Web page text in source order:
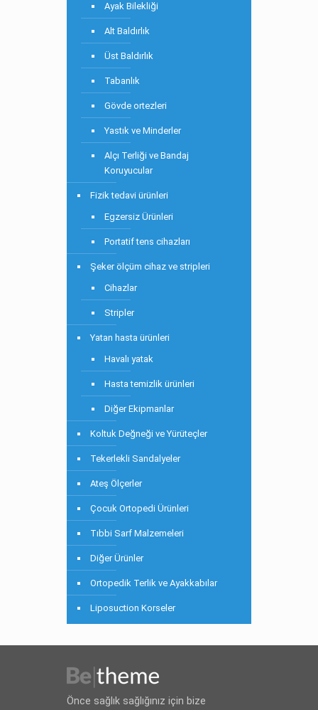
Ayak Bilekliği
Alt Baldırlık
Üst Baldırlık
Tabanlık
Gövde ortezleri
Yastık ve Minderler
Alçı Terliği ve Bandaj
Koruyucular
Fizik tedavi ürünleri
Egzersiz Ürünleri
Portatif tens cihazları
Şeker ölçüm cihaz ve stripleri
Cihazlar
Stripler
Yatan hasta ürünleri
Havalı yatak
Hasta temizlik ürünleri
Diğer Ekipmanlar
Koltuk Değneği ve Yürüteçler
Tekerlekli Sandalyeler
Ateş Ölçerler
Çocuk Ortopedi Ürünleri
Tıbbi Sarf Malzemeleri
Diğer Ürünler
Ortopedik Terlik ve Ayakkabılar
Liposuction Korseler
Önce sağlık sağlığınız için bize